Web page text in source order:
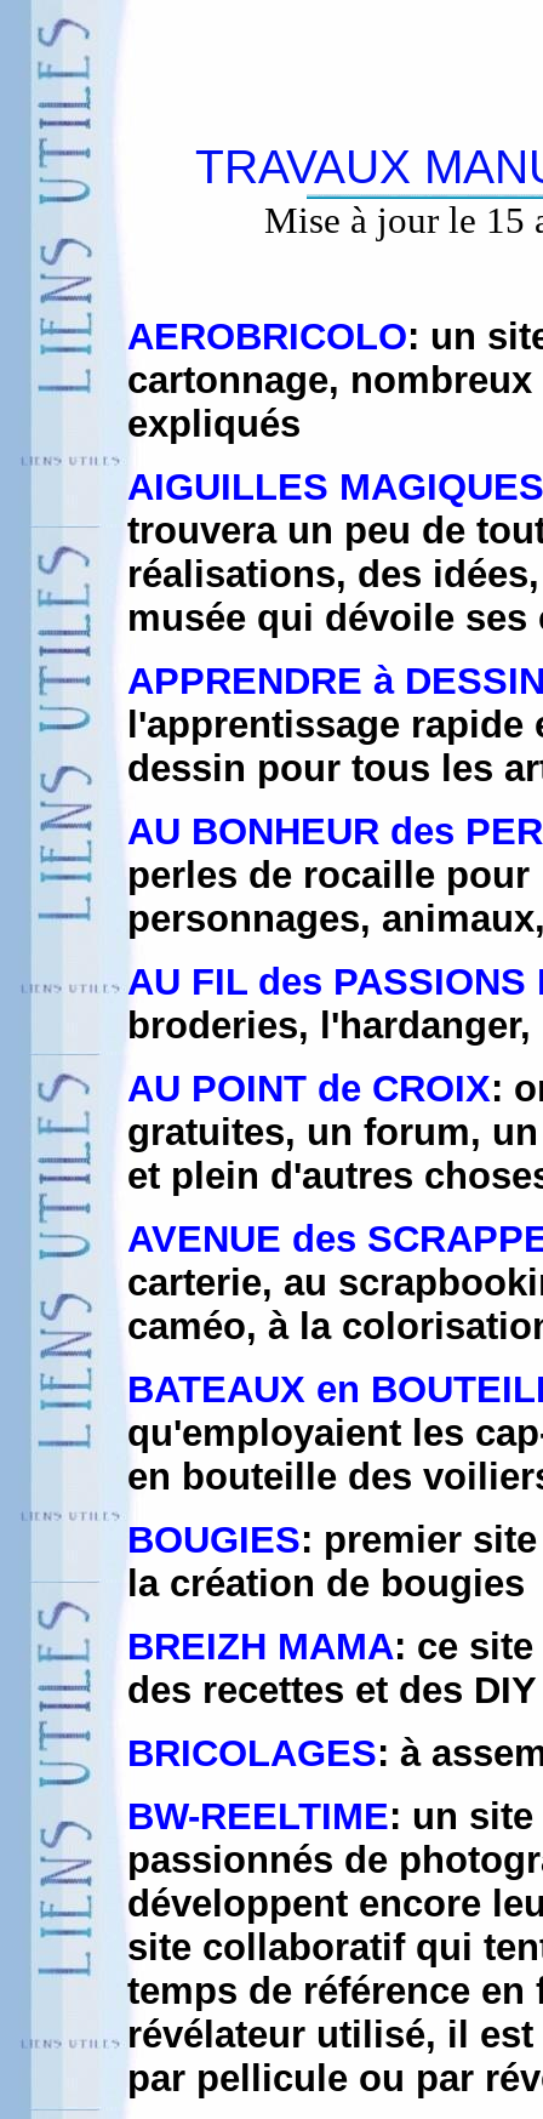
TRAVAUX
Mise à jour le 15
AEROBRICOLO: un
cartonnage,
expliqués
AIGUILLES MAGIQUES
trouvera un peu de
réalisations, des
musée qui dévoile
APPRENDRE à
l'apprentissage
dessin pour tous les
AU BONHEUR des
perles de rocaille
personnages,
AU FIL des PASSIONS
broderies,
AU POINT de CROIX:
gratuites, un forum,
et plein d'autres
AVENUE des
carterie, au
caméo, à la
BATEAUX en
qu'employaient les
en bouteille des
BOUGIES: premier
la création de bougies
BREIZH MAMA: ce
des recettes et des
BRICOLAGES: à
BW-REELTIME: un
passionnés de
développent encore
site collaboratif qui
temps de référence
révélateur utilisé, il
par pellicule ou par